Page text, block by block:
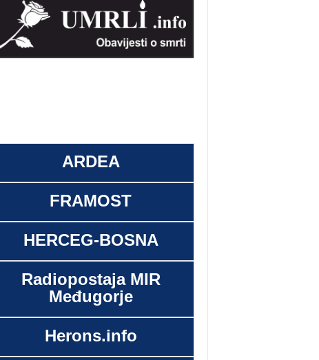
ARDEA
FRAMOST
HERCEG-BOSNA
Radiopostaja MIR
Međugorje
Herons.info